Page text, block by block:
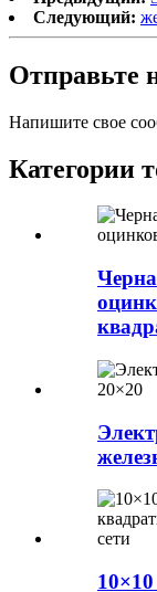
Следующий:
Отправьте
Напишите свое
Категории